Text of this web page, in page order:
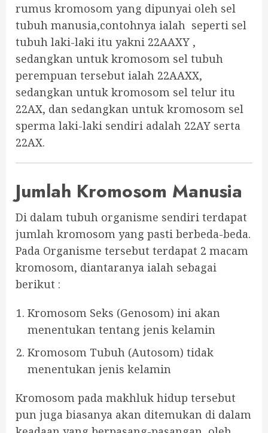
rumus kromosom yang dipunyai oleh sel
tubuh manusia,contohnya ialah seperti sel
tubuh laki-laki itu yakni 22AAXY ,
sedangkan untuk kromosom sel tubuh
perempuan tersebut ialah 22AAXX,
sedangkan untuk kromosom sel telur itu
22AX, dan sedangkan untuk kromosom sel
sperma laki-laki sendiri adalah 22AY serta
22AX.
Jumlah Kromosom Manusia
Di dalam tubuh organisme sendiri terdapat
jumlah kromosom yang pasti berbeda-beda.
Pada Organisme tersebut terdapat 2 macam
kromosom, diantaranya ialah sebagai
berikut :
Kromosom Seks (Genosom) ini akan
menentukan tentang jenis kelamin
Kromosom Tubuh (Autosom) tidak
menentukan jenis kelamin
Kromosom pada makhluk hidup tersebut
pun juga biasanya akan ditemukan di dalam